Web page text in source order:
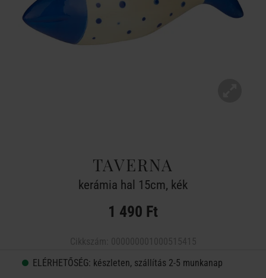
TAVERNA
kerámia hal 15cm, kék
1 490 Ft
ELÉRHETŐSÉG: készleten, szállítás 2-5 munkanap